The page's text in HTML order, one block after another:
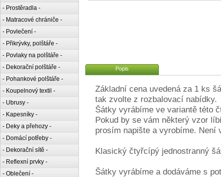
- Prostěradla -
- Matracové chrániče -
- Povlečení -
- Přikrývky, polštáře -
- Povlaky na polštáře -
- Dekorační polštáře -
- Pohankové polštáře -
- Koupelnový textil -
- Ubrusy -
- Kapesníky -
- Deky a přehozy -
- Domácí potřeby -
- Dekorační sítě -
- Reflexní prvky -
- Oblečení -
Popis
Základní cena uvedená za 1 ks
tak zvolte z rozbalovací nabídky.
Šátky vyrábíme ve variantě této
Pokud by se vám některý vzor
prosím napište a vyrobíme. Není
Klasický čtyřcípý jednostranný
Šátky vyrábíme a dodáváme s